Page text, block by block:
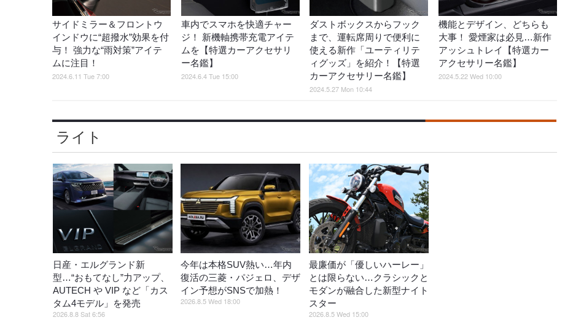
サイドミラー＆フロントウ
インドウに“超撥水”効果を付
与！ 強力な“雨対策”アイテ
ムに注目！
2024.6.11 Tue 7:00
車内でスマホを快適チャー
ジ！ 新機軸携帯充電アイテ
ムを【特選カーアクセサリ
ー名鑑】
2024.6.4 Tue 15:00
ダストボックスからフック
まで、運転席周りで便利に
使える新作「ユーティリテ
ィグッズ」を紹介！【特選
カーアクセサリー名鑑】
2024.5.27 Mon 10:44
機能とデザイン、どちらも
大事！ 愛煙家は必見…新作
アッシュトレイ【特選カー
アクセサリー名鑑】
2024.5.22 Wed 10:00
ライト
日産・エルグランド新
型…“おもてなし”力アップ、
AUTECH や VIP など「カス
タム4モデル」を発売
2026.8.8 Sat 6:56
今年は本格SUV熱い…年内
復活の三菱・パジェロ、デザ
イン予想がSNSで加熱！
2026.8.5 Wed 18:00
最廉価が「優しいハーレー」
とは限らない…クラシックと
モダンが融合した新型ナイト
スター
2026.8.5 Wed 15:00